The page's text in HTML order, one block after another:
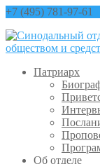
+7 (495) 781-97-61
Патриарх
Об отделе